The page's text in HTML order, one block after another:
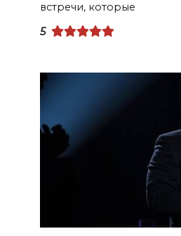
встречи, которые
5